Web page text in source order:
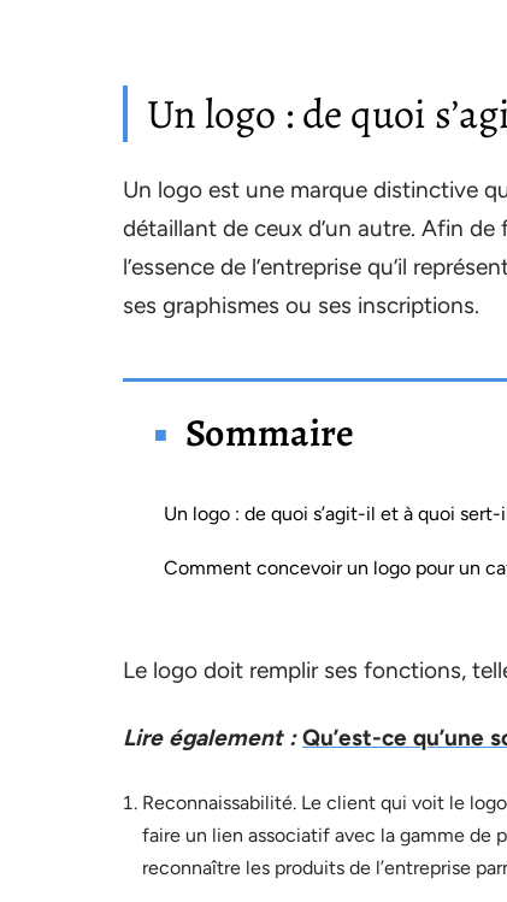
Un logo : de quoi
Un logo est une marque distinctive
détaillant de ceux d’un autre. Afin
l’essence de l’entreprise qu’il
ses graphismes ou ses inscriptions.
Sommaire
Un logo : de quoi s’agit-il et à quoi sert-
Comment concevoir un logo pour un
Le logo doit remplir ses fonctions,
Lire également : Qu’est-ce qu’une
Reconnaissabilité. Le client qui voit le
faire un lien associatif avec la gamme de
reconnaître les produits de l’entreprise